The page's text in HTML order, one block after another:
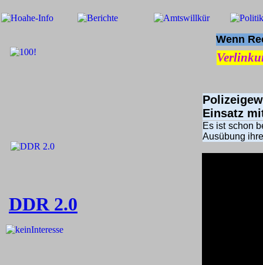
DDR 2.0
Wenn
Einsatz
Es ist schon
Ausübung